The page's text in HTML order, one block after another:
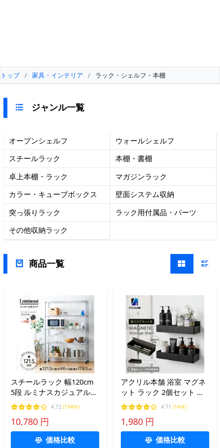
トップ / 家具・インテリア / ラック・シェルフ・本棚
ジャンル一覧
オープンシェルフ
ウォールシェルフ
スチールラック
本棚・書棚
卓上本棚・ラック
マガジンラック
カラー・キューブボックス
壁面システム収納
突っ張りラック
ラック用付属品・パーツ
その他収納ラック
商品一覧
スチールラック 幅120cm
5段 ルミナスカジュアル
メタル製ラック キッチン
ラック 収納棚 納戸 大容量
業務用 幅121.5×奥行46×高
さ178.5cm EL25-12185
4.72 (194件)
10,780 円
価格比較
アクリル本舗 浴室 マグネ
ット ラック 2個セット お
風呂 収納 バスルーム 磁石
棚 水切り 壁掛け キッチン
ABS樹脂製 ホワイト ブラ
ック
4.71 (14件)
1,980 円
価格比較